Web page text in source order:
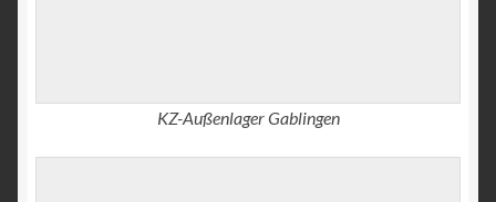
KZ-Außenlager Gablingen